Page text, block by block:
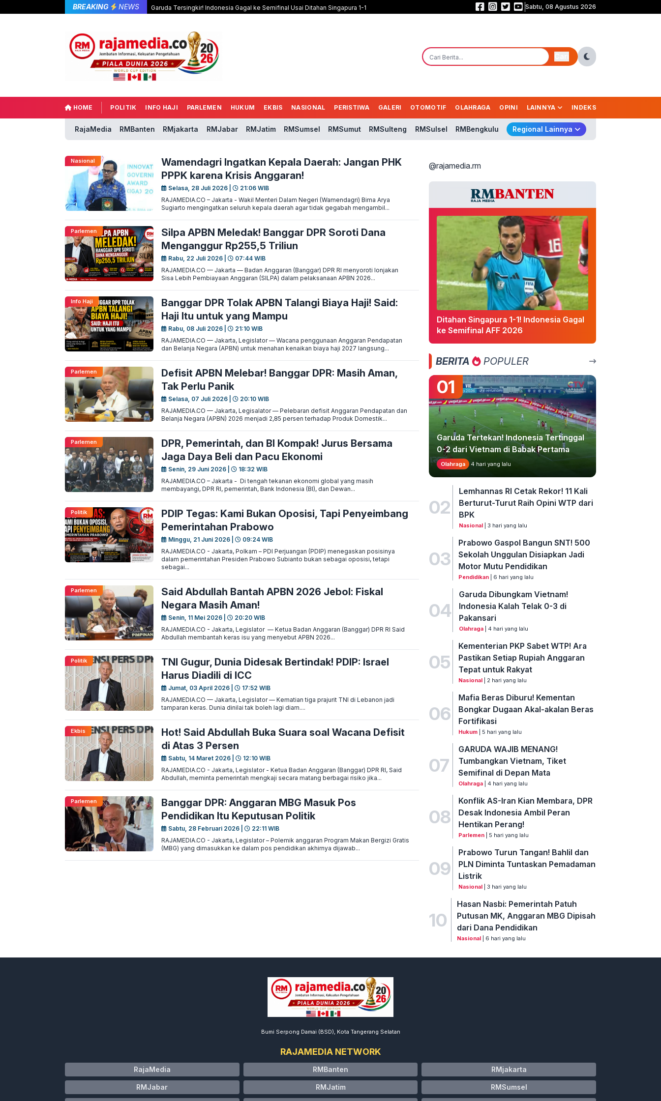
BREAKING NEWS Garuda Tersingkir! Indonesia Gagal ke Semifinal Usai Ditahan Singapura 1-1 Babak Pertama Garuda Masih Buntu! Indonesia Vs Singapura 0-0
Sabtu, 08 Agustus 2026
HOME POLITIK INFO HAJI PARLEMEN HUKUM EKBIS NASIONAL PERISTIWA GALERI OTOMOTIF OLAHRAGA OPINI LAINNYA INDEKS
RajaMedia RMBanten RMjakarta RMJabar RMJatim RMSumsel RMSumut RMSulteng RMSulsel RMBengkulu Regional Lainnya
Nasional
Wamendagri Ingatkan Kepala Daerah: Jangan PHK
PPPK karena Krisis Anggaran!
Selasa, 28 Juli 2026 |
21:06 WIB
RAJAMEDIA.CO – Jakarta - Wakil Menteri Dalam Negeri (Wamendagri) Bima Arya
Sugiarto mengingatkan seluruh kepala daerah agar tidak gegabah mengambil...
Parlemen
Silpa APBN Meledak! Banggar DPR Soroti Dana
Menganggur Rp255,5 Triliun
Rabu, 22 Juli 2026 |
07:44 WIB
RAJAMEDIA.CO — Jakarta — Badan Anggaran (Banggar) DPR RI menyoroti lonjakan
Sisa Lebih Pembiayaan Anggaran (SILPA) dalam pelaksanaan APBN 2026...
Info Haji
Banggar DPR Tolak APBN Talangi Biaya Haji! Said:
Haji Itu untuk yang Mampu
Rabu, 08 Juli 2026 |
21:10 WIB
RAJAMEDIA.CO — Jakarta, Legislator — Wacana penggunaan Anggaran Pendapatan
dan Belanja Negara (APBN) untuk menahan kenaikan biaya haji 2027 langsung...
Parlemen
Defisit APBN Melebar! Banggar DPR: Masih Aman,
Tak Perlu Panik
Selasa, 07 Juli 2026 |
20:10 WIB
RAJAMEDIA.CO — Jakarta, Legisalator — Pelebaran defisit Anggaran Pendapatan dan
Belanja Negara (APBN) 2026 menjadi 2,85 persen terhadap Produk Domestik...
Parlemen
DPR, Pemerintah, dan BI Kompak! Jurus Bersama
Jaga Daya Beli dan Pacu Ekonomi
Senin, 29 Juni 2026 |
18:32 WIB
RAJAMEDIA.CO – Jakarta - Di tengah tekanan ekonomi global yang masih
membayangi, DPR RI, pemerintah, Bank Indonesia (BI), dan Dewan...
Politik
PDIP Tegas: Kami Bukan Oposisi, Tapi Penyeimbang
Pemerintahan Prabowo
Minggu, 21 Juni 2026 |
09:24 WIB
RAJAMEDIA.CO - Jakarta, Polkam – PDI Perjuangan (PDIP) menegaskan posisinya
dalam pemerintahan Presiden Prabowo Subianto bukan sebagai oposisi, tetapi
sebagai...
Parlemen
Said Abdullah Bantah APBN 2026 Jebol: Fiskal
Negara Masih Aman!
Senin, 11 Mei 2026 |
20:20 WIB
RAJAMEDIA.CO - Jakarta, Legislator — Ketua Badan Anggaran (Banggar) DPR RI Said
Abdullah membantah keras isu yang menyebut APBN 2026...
Politik
TNI Gugur, Dunia Didesak Bertindak! PDIP: Israel
Harus Diadili di ICC
Jumat, 03 April 2026 |
17:52 WIB
RAJAMEDIA.CO — Jakarta, Legislator — Kematian tiga prajurit TNI di Lebanon jadi
tamparan keras. Dunia dinilai tak boleh lagi diam....
Ekbis
Hot! Said Abdullah Buka Suara soal Wacana Defisit
di Atas 3 Persen
Sabtu, 14 Maret 2026 |
12:10 WIB
RAJAMEDIA.CO - Jakarta, Legislator - Ketua Badan Anggaran (Banggar) DPR RI, Said
Abdullah, meminta pemerintah mengkaji secara matang berbagai risiko jika...
Parlemen
Banggar DPR: Anggaran MBG Masuk Pos
Pendidikan Itu Keputusan Politik
Sabtu, 28 Februari 2026 |
22:11 WIB
RAJAMEDIA.CO - Jakarta, Legislator – Polemik anggaran Program Makan Bergizi Gratis
(MBG) yang dimasukkan ke dalam pos pendidikan akhirnya dijawab...
@rajamedia.rm
Ditahan Singapura 1-1! Indonesia Gagal
ke Semifinal AFF 2026
BERITA POPULER
01
Garuda Tertekan! Indonesia Tertinggal
0-2 dari Vietnam di Babak Pertama
Olahraga 4 hari yang lalu
02
Lemhannas RI Cetak Rekor! 11 Kali
Berturut-Turut Raih Opini WTP dari
BPK
Nasional| 3 hari yang lalu
03
Prabowo Gaspol Bangun SNT! 500
Sekolah Unggulan Disiapkan Jadi
Motor Mutu Pendidikan
Pendidikan | 6 hari yang lalu
04
Garuda Dibungkam Vietnam!
Indonesia Kalah Telak 0-3 di
Pakansari
Olahraga| 4 hari yang lalu
05
Kementerian PKP Sabet WTP! Ara
Pastikan Setiap Rupiah Anggaran
Tepat untuk Rakyat
Nasional | 2 hari yang lalu
06
Mafia Beras Diburu! Kementan
Bongkar Dugaan Akal-akalan Beras
Fortifikasi
Hukum | 5 hari yang lalu
07
GARUDA WAJIB MENANG!
Tumbangkan Vietnam, Tiket
Semifinal di Depan Mata
Olahraga | 4 hari yang lalu
08
Konflik AS-Iran Kian Membara, DPR
Desak Indonesia Ambil Peran
Hentikan Perang!
Parlemen | 5 hari yang lalu
09
Prabowo Turun Tangan! Bahlil dan
PLN Diminta Tuntaskan Pemadaman
Listrik
Nasional | 3 hari yang lalu
10
Hasan Nasbi: Pemerintah Patuh
Putusan MK, Anggaran MBG Dipisah
dari Dana Pendidikan
Nasional | 6 hari yang lalu
Bumi Serpong Damai (BSD), Kota Tangerang Selatan
RAJAMEDIA NETWORK
RajaMedia RMBanten RMjakarta
RMJabar RMJatim RMSumsel